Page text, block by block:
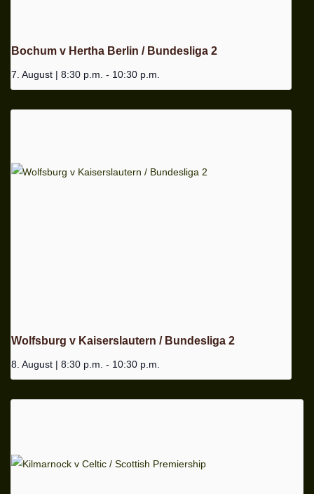
Bochum v Hertha Berlin / Bundesliga 2
7. August | 8:30 p.m. - 10:30 p.m.
Wolfsburg v Kaiserslautern / Bundesliga 2
8. August | 8:30 p.m. - 10:30 p.m.